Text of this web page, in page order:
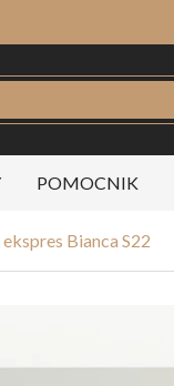
POMOCNIK
Bianca S22